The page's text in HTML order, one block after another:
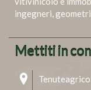
ingegneri,
Mettiti in